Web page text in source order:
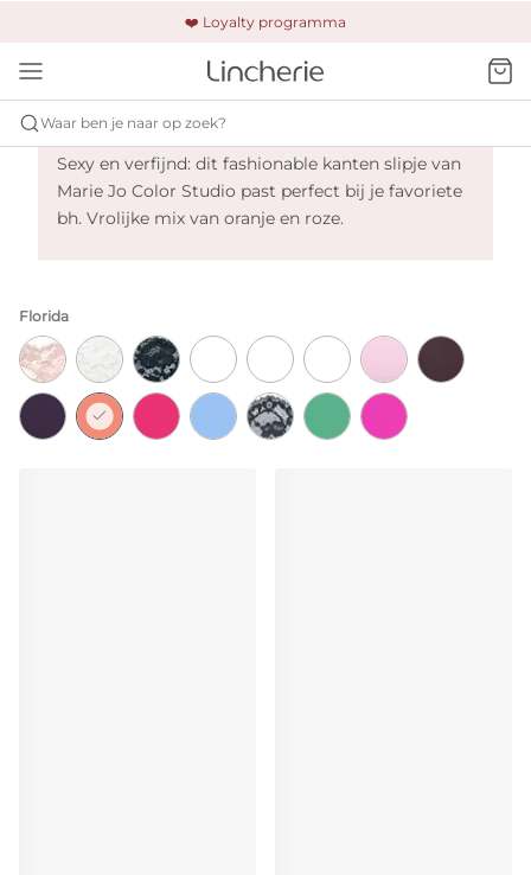
❤️ Loyalty programma
🚚 Gratis verzending & retour
🔒 Altijd veilig betalen
Waar ben je naar op zoek?
Marie Jo Color Studio - Florida
Sexy en verfijnd: dit fashionable kanten slipje van
Marie Jo Color Studio past perfect bij je favoriete
bh. Vrolijke mix van oranje en roze.
Florida